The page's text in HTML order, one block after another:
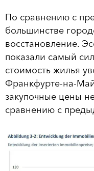
По сравнению с
большинстве
восстановление.
показали самый
стоимость жилья
Франкфурте-на-
закупочные цены
сравнению с